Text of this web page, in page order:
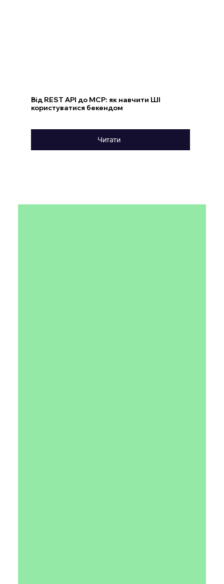
Від REST API до MCP: як навчити ШІ
користуватися бекендом
Читати